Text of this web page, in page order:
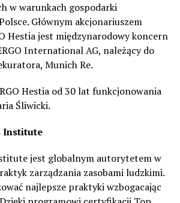
w warunkach gospodarki
Głównym akcjonariuszem
Hestia jest międzynarodowy koncern
International AG, należący do
Munich Re.
Hestia od 30 lat funkcjonowania
Śliwicki.
Institute
jest globalnym autorytetem w
zarządzania zasobami ludzkimi.
najlepsze praktyki wzbogacając